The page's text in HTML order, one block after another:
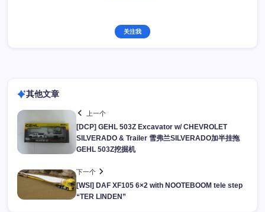
关注我
其他文章
上一个
[DCP] GEHL 503Z Excavator w/ CHEVROLET
SILVERADO & Trailer 雪弗兰SILVERADO加半挂拖
GEHL 503Z挖掘机
下一个
[WSI] DAF XF105 6×2 with NOOTEBOOM tele step
“TER LINDEN”